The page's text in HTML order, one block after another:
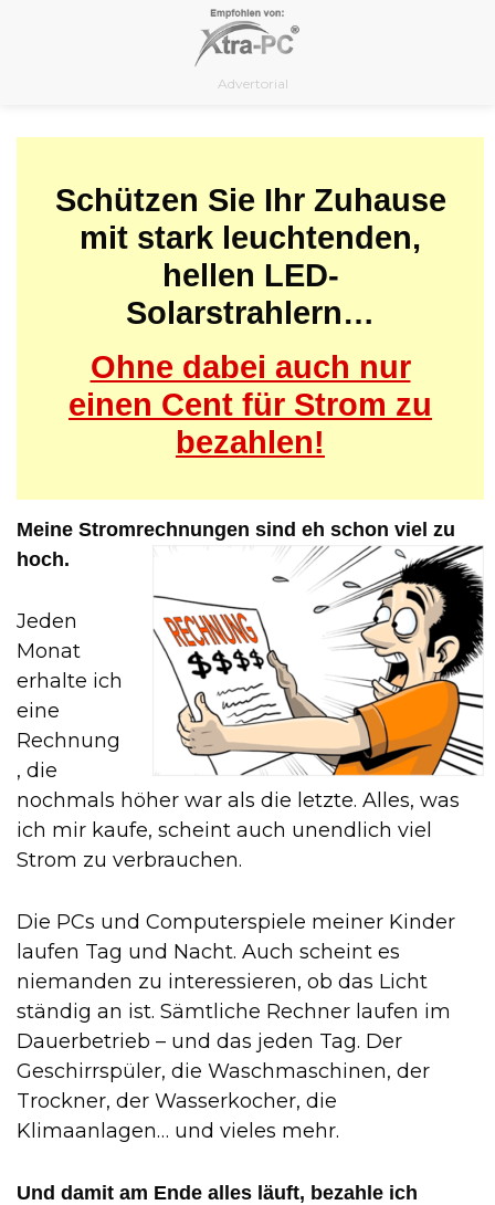
Advertorial
Schützen Sie Ihr Zuhause
mit stark leuchtenden,
hellen LED-
Solarstrahlern…
Ohne dabei auch nur
einen Cent für Strom zu
bezahlen!
Meine Stromrechnungen sind eh schon viel zu
hoch.
Jeden
Monat
erhalte ich
eine
Rechnung
, die
nochmals höher war als die letzte. Alles, was
ich mir kaufe, scheint auch unendlich viel
Strom zu verbrauchen.
Die PCs und Computerspiele meiner Kinder
laufen Tag und Nacht. Auch scheint es
niemanden zu interessieren, ob das Licht
ständig an ist. Sämtliche Rechner laufen im
Dauerbetrieb – und das jeden Tag. Der
Geschirrspüler, die Waschmaschinen, der
Trockner, der Wasserkocher, die
Klimaanlagen… und vieles mehr.
Und damit am Ende alles läuft, bezahle ich